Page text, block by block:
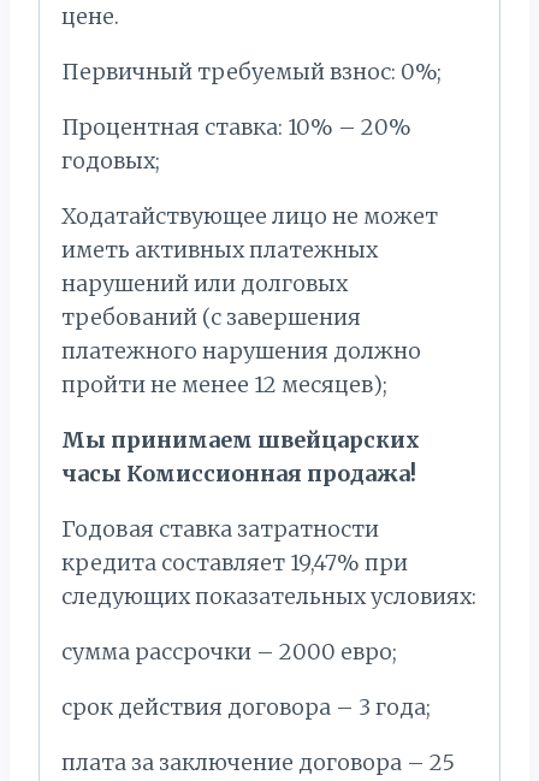
цене.
Первичный требуемый взнос: 0%;
Процентная ставка: 10% – 20%
годовых;
Ходатайствующее лицо не может
иметь активных платежных
нарушений или долговых
требований (с завершения
платежного нарушения должно
пройти не менее 12 месяцев);
Мы принимаем швейцарских
часы Комиссионная продажа!
Годовая ставка затратности
кредита составляет 19,47% при
следующих показательных условиях:
сумма рассрочки – 2000 евро;
срок действия договора – 3 года;
плата за заключение договора – 25